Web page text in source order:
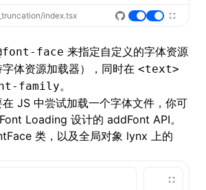
index.tsx
face 来指定自定义的字体资源
体资源加载器），同时在 <text>
family。
JS 中尝试加载一个字体文件，你可
Loading 设计的 addFont API。
类，以及全局对象 lynx 上的